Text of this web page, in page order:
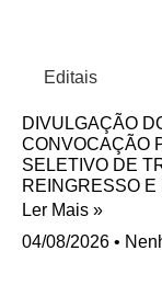
Editais
DIVULGAÇÃO
CONVOCAÇÃO
SELETIVO DE
REINGRESSO
Ler Mais »
04/08/2026